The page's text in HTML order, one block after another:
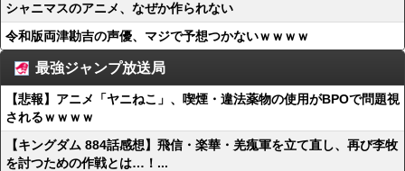
シャニマスのアニメ、なぜか作られない
令和版両津勘吉の声優、マジで予想つかないｗｗｗｗ
最強ジャンプ放送局
【悲報】アニメ「ヤニねこ」、喫煙・違法薬物の使用がBPOで問題視
されるｗｗｗｗ
【キングダム 884話感想】飛信・楽華・羌瘣軍を立て直し、再び李牧
を討つための作戦とは…！...